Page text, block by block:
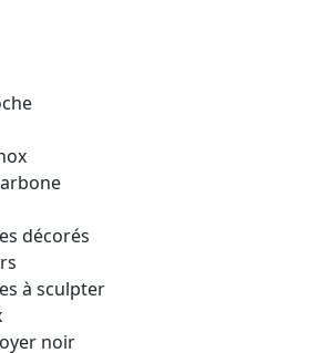
décorés
à sculpter
noir